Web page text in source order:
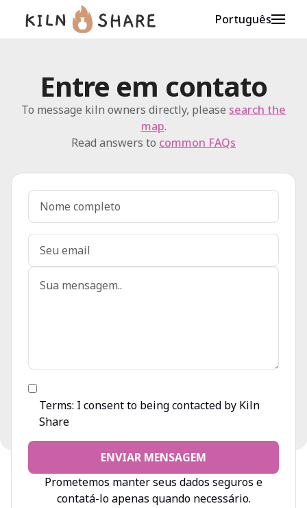
Português
Entre em contato
To message kiln owners directly, please search the
map.
Read answers to common FAQs
Terms: I consent to being contacted by Kiln
Share
ENVIAR MENSAGEM
Prometemos manter seus dados seguros e
contatá-lo apenas quando necessário.